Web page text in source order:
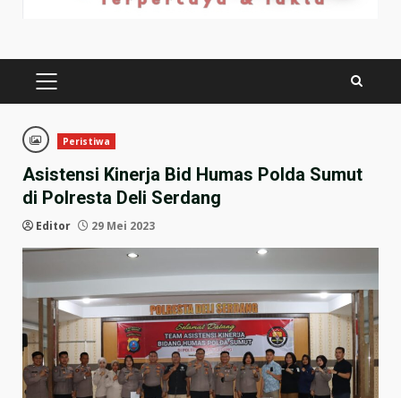
PRIMARY
Peristiwa
Asistensi Kinerja Bid Humas Polda Sumut
di Polresta Deli Serdang
Editor 29 Mei 2023